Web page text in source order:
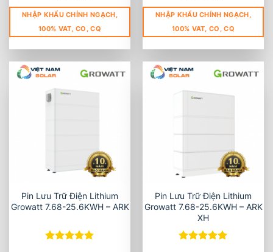
NHẬP KHẨU CHÍNH NGẠCH,
100% VAT, CO, CQ
NHẬP KHẨU CHÍNH NGẠCH,
100% VAT, CO, CQ
Pin Lưu Trữ Điện Lithium
Growatt 7.68-25.6KWH – ARK
Pin Lưu Trữ Điện Lithium
Growatt 7.68-25.6KWH – ARK
XH